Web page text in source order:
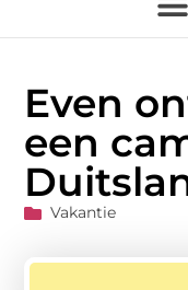
Even
een
Vakantie